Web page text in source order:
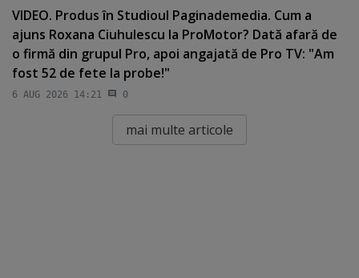
VIDEO. Produs în Studioul Paginademedia. Cum a
ajuns Roxana Ciuhulescu la ProMotor? Dată afară de
o firmă din grupul Pro, apoi angajată de Pro TV: "Am
fost 52 de fete la probe!"
6 AUG 2026 14:21 0
mai multe articole